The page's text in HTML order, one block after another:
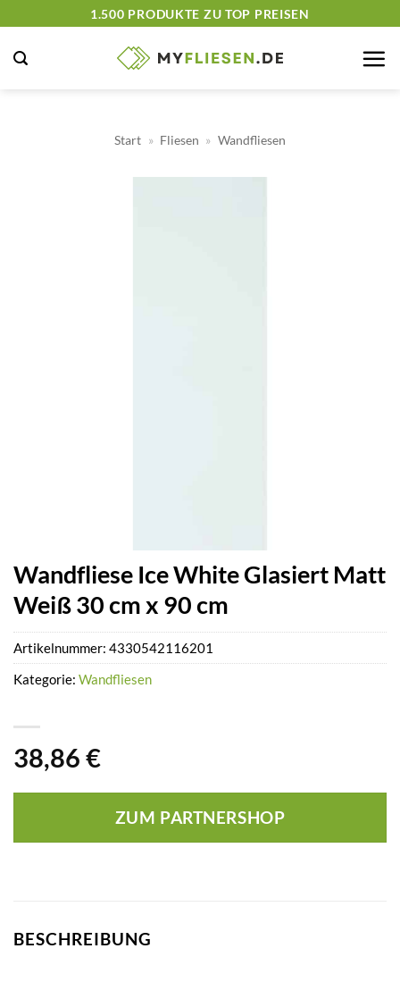
springen
1.500 PRODUKTE ZU TOP PREISEN
Start » Fliesen » Wandfliesen
Wandfliese Ice White Glasiert Matt
Weiß 30 cm x 90 cm
38,86 €
ZUM PARTNERSHOP
Artikelnummer: 4330542116201
Kategorie: Wandfliesen
BESCHREIBUNG